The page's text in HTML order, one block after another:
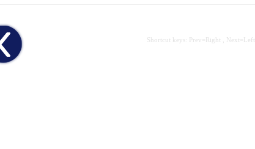
Shortcut keys: Prev=Right , Next=Left